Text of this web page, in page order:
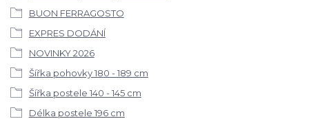
BUON FERRAGOSTO
EXPRES DODÁNÍ
NOVINKY 2026
Šířka pohovky 180 - 189 cm
Šířka postele 140 - 145 cm
Délka postele 196 cm